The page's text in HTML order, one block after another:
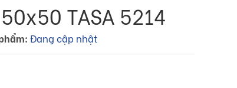
TASA 5214
Đang cập nhật